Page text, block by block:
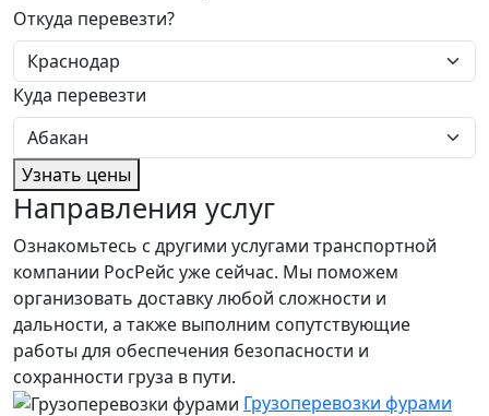
Откуда перевезти?
Куда перевезти
Узнать цены
Направления услуг
Ознакомьтесь с другими услугами транспортной
компании РосРейс уже сейчас. Мы поможем
организовать доставку любой сложности и
дальности, а также выполним сопутствующие
работы для обеспечения безопасности и
сохранности груза в пути.
Грузоперевозки фурами